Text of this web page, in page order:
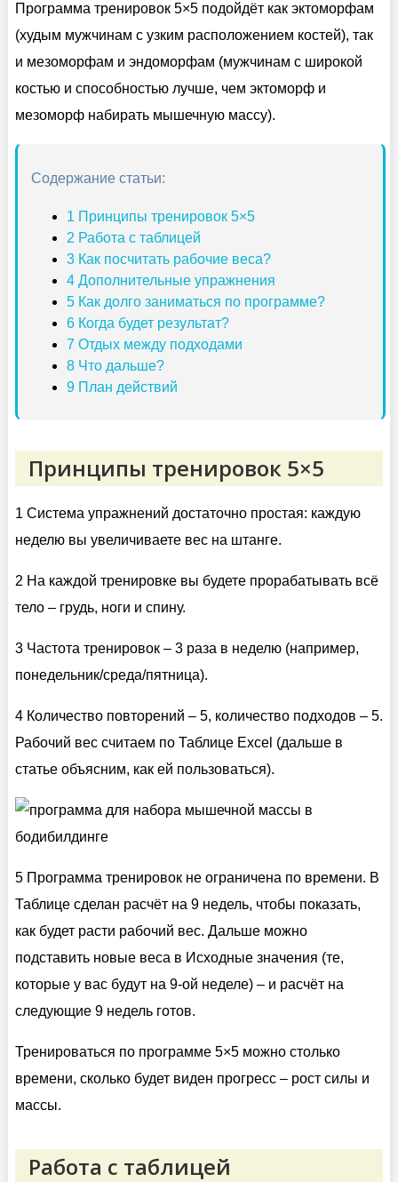
Программа тренировок 5×5 подойдёт как эктоморфам
(худым мужчинам с узким расположением костей), так
и мезоморфам и эндоморфам (мужчинам с широкой
костью и способностью лучше, чем эктоморф и
мезоморф набирать мышечную массу).
Содержание статьи:
1 Принципы тренировок 5×5
2 Работа с таблицей
3 Как посчитать рабочие веса?
4 Дополнительные упражнения
5 Как долго заниматься по программе?
6 Когда будет результат?
7 Отдых между подходами
8 Что дальше?
9 План действий
Принципы тренировок 5×5
1 Система упражнений достаточно простая: каждую
неделю вы увеличиваете вес на штанге.
2 На каждой тренировке вы будете прорабатывать всё
тело – грудь, ноги и спину.
3 Частота тренировок – 3 раза в неделю (например,
понедельник/среда/пятница).
4 Количество повторений – 5, количество подходов – 5.
Рабочий вес считаем по Таблице Excel (дальше в
статье объясним, как ей пользоваться).
5 Программа тренировок не ограничена по времени. В
Таблице сделан расчёт на 9 недель, чтобы показать,
как будет расти рабочий вес. Дальше можно
подставить новые веса в Исходные значения (те,
которые у вас будут на 9-ой неделе) – и расчёт на
следующие 9 недель готов.
Тренироваться по программе 5×5 можно столько
времени, сколько будет виден прогресс – рост силы и
массы.
Работа с таблицей